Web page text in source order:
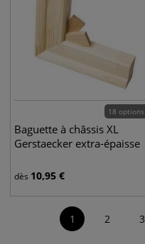
18 options
Baguette à châssis XL
Gerstaecker extra-épaisse
dès 10,95 €
1 2 3